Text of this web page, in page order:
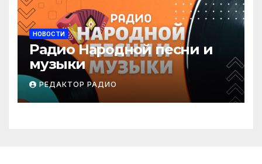
НОВОСТИ
Радио Народной песни и
музыки
РЕДАКТОР РАДИО